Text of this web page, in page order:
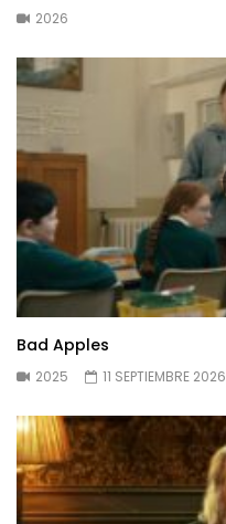
2026
Bad Apples
2025 11 SEPTIEMBRE 2026